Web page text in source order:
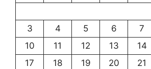
3
4 5 6 7
10
11 12 13 14
17
18 19 20 21